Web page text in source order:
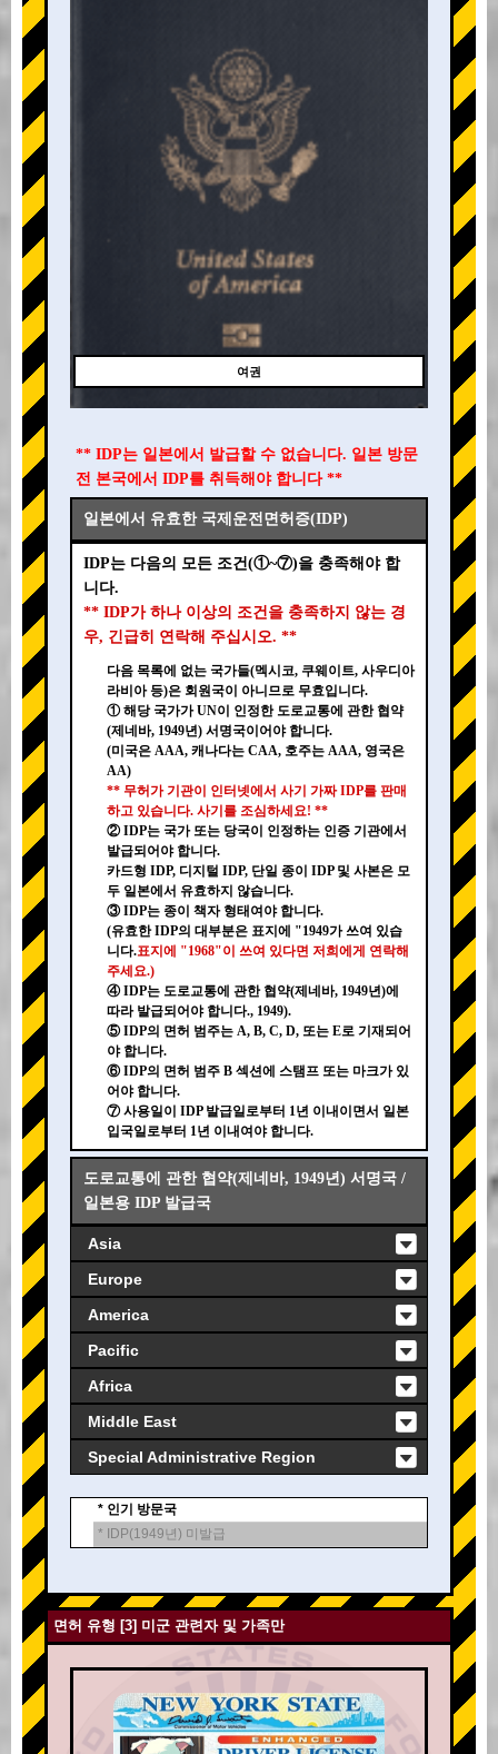
여권
** IDP는 일본에서 발급할 수 없습니다. 일본 방문
전 본국에서 IDP를 취득해야 합니다 **
일본에서 유효한 국제운전면허증(IDP)
IDP는 다음의 모든 조건(①~⑦)을 충족해야 합
니다.
** IDP가 하나 이상의 조건을 충족하지 않는 경
우, 긴급히 연락해 주십시오. **
다음 목록에 없는 국가들(멕시코, 쿠웨이트, 사우디아
라비아 등)은 회원국이 아니므로 무효입니다.
① 해당 국가가 UN이 인정한 도로교통에 관한 협약
(제네바, 1949년) 서명국이어야 합니다.
(미국은 AAA, 캐나다는 CAA, 호주는 AAA, 영국은
AA)
** 무허가 기관이 인터넷에서 사기 가짜 IDP를 판매
하고 있습니다. 사기를 조심하세요! **
② IDP는 국가 또는 당국이 인정하는 인증 기관에서
발급되어야 합니다.
카드형 IDP, 디지털 IDP, 단일 종이 IDP 및 사본은 모
두 일본에서 유효하지 않습니다.
③ IDP는 종이 책자 형태여야 합니다.
(유효한 IDP의 대부분은 표지에 "1949가 쓰여 있습
니다.표지에 "1968"이 쓰여 있다면 저희에게 연락해
주세요.)
④ IDP는 도로교통에 관한 협약(제네바, 1949년)에
따라 발급되어야 합니다., 1949).
⑤ IDP의 면허 범주는 A, B, C, D, 또는 E로 기재되어
야 합니다.
⑥ IDP의 면허 범주 B 섹션에 스탬프 또는 마크가 있
어야 합니다.
⑦ 사용일이 IDP 발급일로부터 1년 이내이면서 일본
입국일로부터 1년 이내여야 합니다.
도로교통에 관한 협약(제네바, 1949년) 서명국 /
일본용 IDP 발급국
Asia
Europe
America
Pacific
Africa
Middle East
Special Administrative Region
* 인기 방문국
* IDP(1949년) 미발급
면허 유형 [3] 미군 관련자 및 가족만